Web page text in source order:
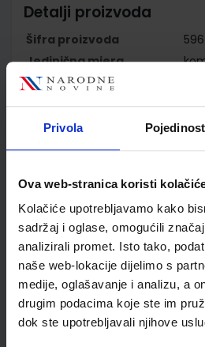
Privola
Ova web-stranica koristi
Kolačiće upotrebljavamo kako
sadržaj i oglase, omogućili
analizirali promet. Isto tako,
naše web-lokacije dijelimo s
medije, oglašavanje i analizu, a
drugim podacima koje ste im
dok ste upotrebljavali njihove
Detalji proizvoda
Šifra proizvoda
Jedinična mjera
Nakladnik
Autor
Školski razred
10
Vrsta školske knjige
Nastavni predmet
Reg br min